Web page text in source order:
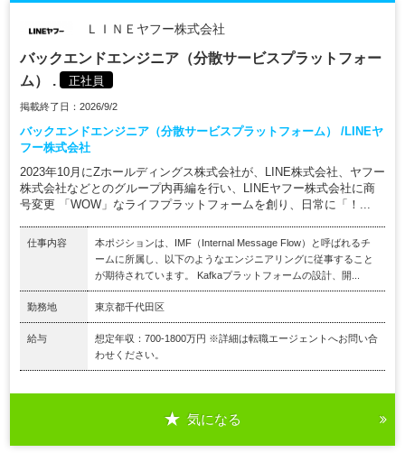
ＬＩＮＥヤフー株式会社
バックエンドエンジニア（分散サービスプラットフォー
ム） .
正社員
掲載終了日：2026/9/2
バックエンドエンジニア（分散サービスプラットフォーム） /LINEヤ
フー株式会社
2023年10月にZホールディングス株式会社が、LINE株式会社、ヤフー
株式会社などとのグループ内再編を行い、LINEヤフー株式会社に商
号変更 「WOW」なライフプラットフォームを創り、日常に「！...
仕事内容
本ポジションは、IMF（Internal Message Flow）と呼ばれるチ
ームに所属し、以下のようなエンジニアリングに従事すること
が期待されています。 Kafkaプラットフォームの設計、開...
勤務地 東京都千代田区
給与
想定年収：700-1800万円 ※詳細は転職エージェントへお問い合
わせください。
気になる